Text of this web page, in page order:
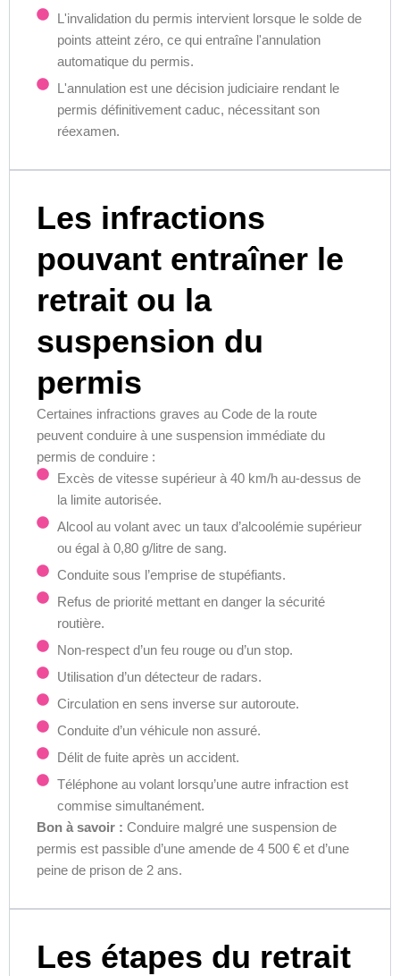
L'invalidation du permis intervient lorsque le solde de
points atteint zéro, ce qui entraîne l'annulation
automatique du permis.
L'annulation est une décision judiciaire rendant le
permis définitivement caduc, nécessitant son
réexamen.
Les infractions
pouvant entraîner le
retrait ou la
suspension du
permis
Certaines infractions graves au Code de la route
peuvent conduire à une suspension immédiate du
permis de conduire :
Excès de vitesse supérieur à 40 km/h au-dessus de
la limite autorisée.
Alcool au volant avec un taux d’alcoolémie supérieur
ou égal à 0,80 g/litre de sang.
Conduite sous l’emprise de stupéfiants.
Refus de priorité mettant en danger la sécurité
routière.
Non-respect d’un feu rouge ou d’un stop.
Utilisation d’un détecteur de radars.
Circulation en sens inverse sur autoroute.
Conduite d’un véhicule non assuré.
Délit de fuite après un accident.
Téléphone au volant lorsqu’une autre infraction est
commise simultanément.
Bon à savoir : Conduire malgré une suspension de
permis est passible d’une amende de 4 500 € et d’une
peine de prison de 2 ans.
Les étapes du retrait